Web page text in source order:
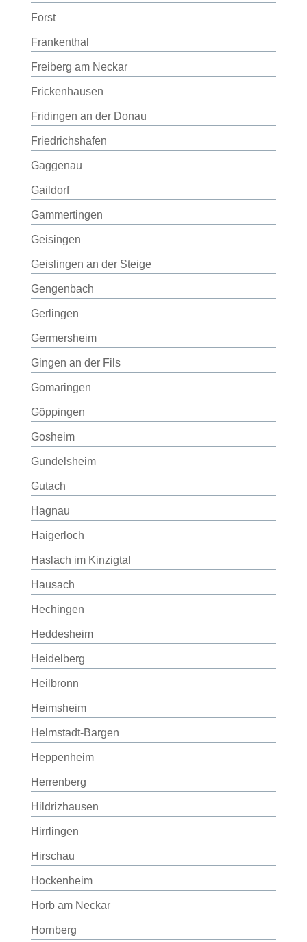
Forst
Frankenthal
Freiberg am Neckar
Frickenhausen
Fridingen an der Donau
Friedrichshafen
Gaggenau
Gaildorf
Gammertingen
Geisingen
Geislingen an der Steige
Gengenbach
Gerlingen
Germersheim
Gingen an der Fils
Gomaringen
Göppingen
Gosheim
Gundelsheim
Gutach
Hagnau
Haigerloch
Haslach im Kinzigtal
Hausach
Hechingen
Heddesheim
Heidelberg
Heilbronn
Heimsheim
Helmstadt-Bargen
Heppenheim
Herrenberg
Hildrizhausen
Hirrlingen
Hirschau
Hockenheim
Horb am Neckar
Hornberg